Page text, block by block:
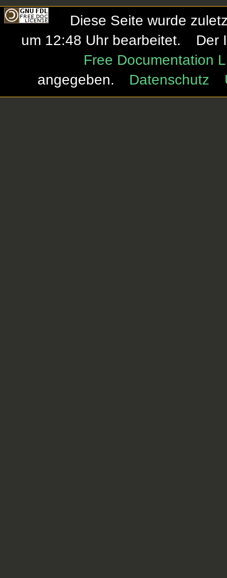
Diese Seite wurde
um 12:48 Uhr bearbeitet.
Der
Free Documentation
angegeben.
Datenschutz